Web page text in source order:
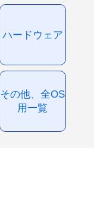
ハードウェア
その他、全OS
用一覧